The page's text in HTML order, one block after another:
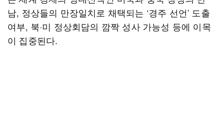
남, 정상들의 만장일치로 채택되는 ‘경주 선언’ 도출
여부, 북·미 정상회담의 깜짝 성사 가능성 등에 이목
이 집중된다.